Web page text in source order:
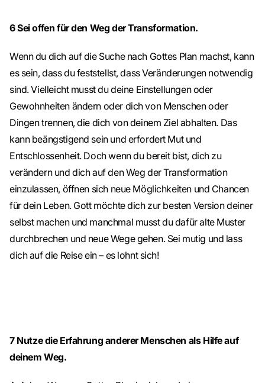
6 Sei offen für den Weg der Transformation.
Wenn du dich auf die Suche nach Gottes Plan machst, kann
es sein, dass du feststellst, dass Veränderungen notwendig
sind. Vielleicht musst du deine Einstellungen oder
Gewohnheiten ändern oder dich von Menschen oder
Dingen trennen, die dich von deinem Ziel abhalten. Das
kann beängstigend sein und erfordert Mut und
Entschlossenheit. Doch wenn du bereit bist, dich zu
verändern und dich auf den Weg der Transformation
einzulassen, öffnen sich neue Möglichkeiten und Chancen
für dein Leben. Gott möchte dich zur besten Version deiner
selbst machen und manchmal musst du dafür alte Muster
durchbrechen und neue Wege gehen. Sei mutig und lass
dich auf die Reise ein – es lohnt sich!
7 Nutze die Erfahrung anderer Menschen als Hilfe auf
deinem Weg.